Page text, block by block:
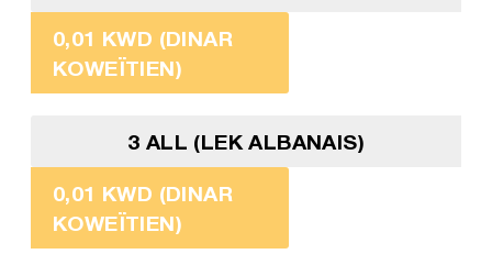
0,01 KWD (DINAR
KOWEÏTIEN)
3 ALL (LEK ALBANAIS)
0,01 KWD (DINAR
KOWEÏTIEN)